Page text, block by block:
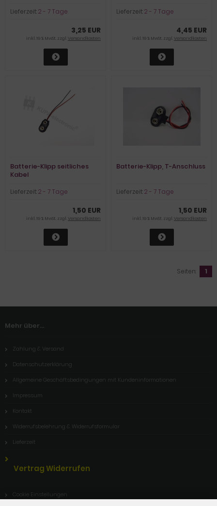
Lieferzeit:2 - 7 Tage
3,25 EUR
inkl. 19 % MwSt. zzgl.Versandkosten
Lieferzeit:2 - 7 Tage
4,45 EUR
inkl. 19 % MwSt. zzgl.Versandkosten
Batterie-Klipp seitliches
Kabel
Lieferzeit:2 - 7 Tage
1,50 EUR
inkl. 19 % MwSt. zzgl.Versandkosten
Batterie-Klipp, T-Anschluss
Lieferzeit:2 - 7 Tage
1,50 EUR
inkl. 19 % MwSt. zzgl.Versandkosten
Seiten: 1
Mehr über...
Zahlung & Versand
Datenschutzerklärung
Allgemeine Geschäftsbedingungen mit Kundeninformationen
Impressum
Kontakt
Widerrufsbelehrung & Widerrufsformular
Lieferzeit
Vertrag Widerrufen
Cookie Einstellungen